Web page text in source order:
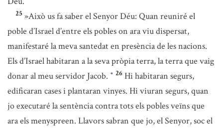
25 »Això us fa saber el Senyor Déu: Quan reuniré el
poble d’Israel d’entre els pobles on ara viu dispersat,
manifestaré la meva santedat en presència de les nacions.
Els d’Israel habitaran a la seva pròpia terra, la terra que vaig
donar al meu servidor Jacob. * 26 Hi habitaran segurs,
edificaran cases i plantaran vinyes. Hi viuran segurs, quan
jo executaré la sentència contra tots els pobles veïns que
ara els menyspreen. Llavors sabran que jo, el Senyor, soc el